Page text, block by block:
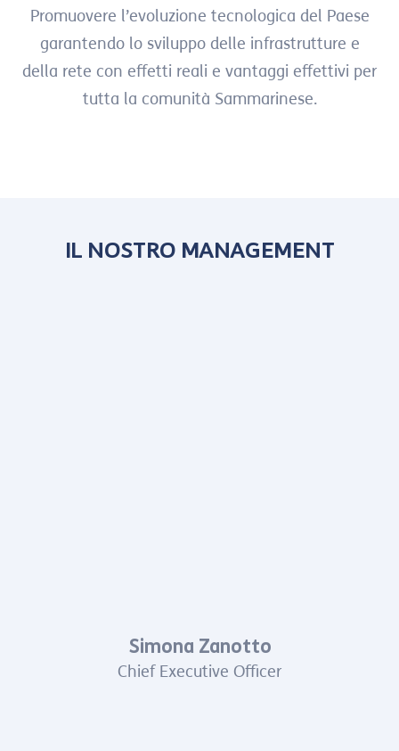
Promuovere l’evoluzione tecnologica del Paese
garantendo lo sviluppo delle infrastrutture e
della rete con effetti reali e vantaggi effettivi per
tutta la comunità Sammarinese.
IL NOSTRO MANAGEMENT
Simona Zanotto
Chief Executive Officer